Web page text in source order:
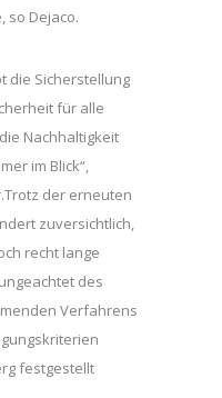
so Dejaco.
die Sicherstellung
für alle
Nachhaltigkeit
im Blick“,
der erneuten
zuversichtlich,
recht lange
des
Verfahrens
festgestellt